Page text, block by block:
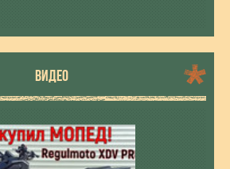
ВИДЕО